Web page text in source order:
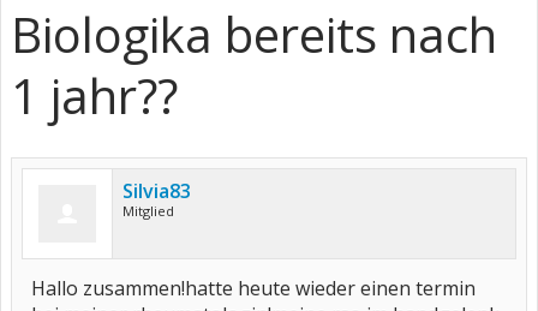
Biologika bereits nach
1 jahr??
Silvia83
Mitglied
Hallo zusammen!hatte heute wieder einen termin